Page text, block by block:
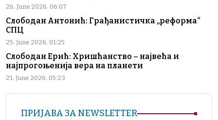
26. June 2026. 06:07
Слободан Антонић: Грађанистичка „реформа“
СПЦ
25. June 2026. 01:25
Слободан Ерић: Хришћанство – највећа и
најпрогоњенија вера на планети
21. June 2026. 05:23
ПРИЈАВА ЗА NEWSLETTER